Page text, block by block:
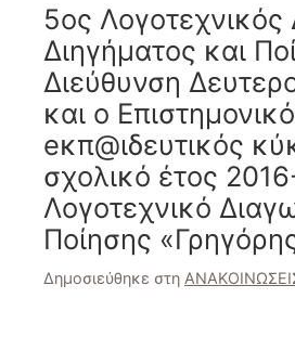
5ος
Διηγήματος και
Διεύθυνση
και ο
eκπ@ιδευτικός
σχολικό έτος
Λογοτεχνικό
Ποίησης
Δημοσιεύθηκε στη